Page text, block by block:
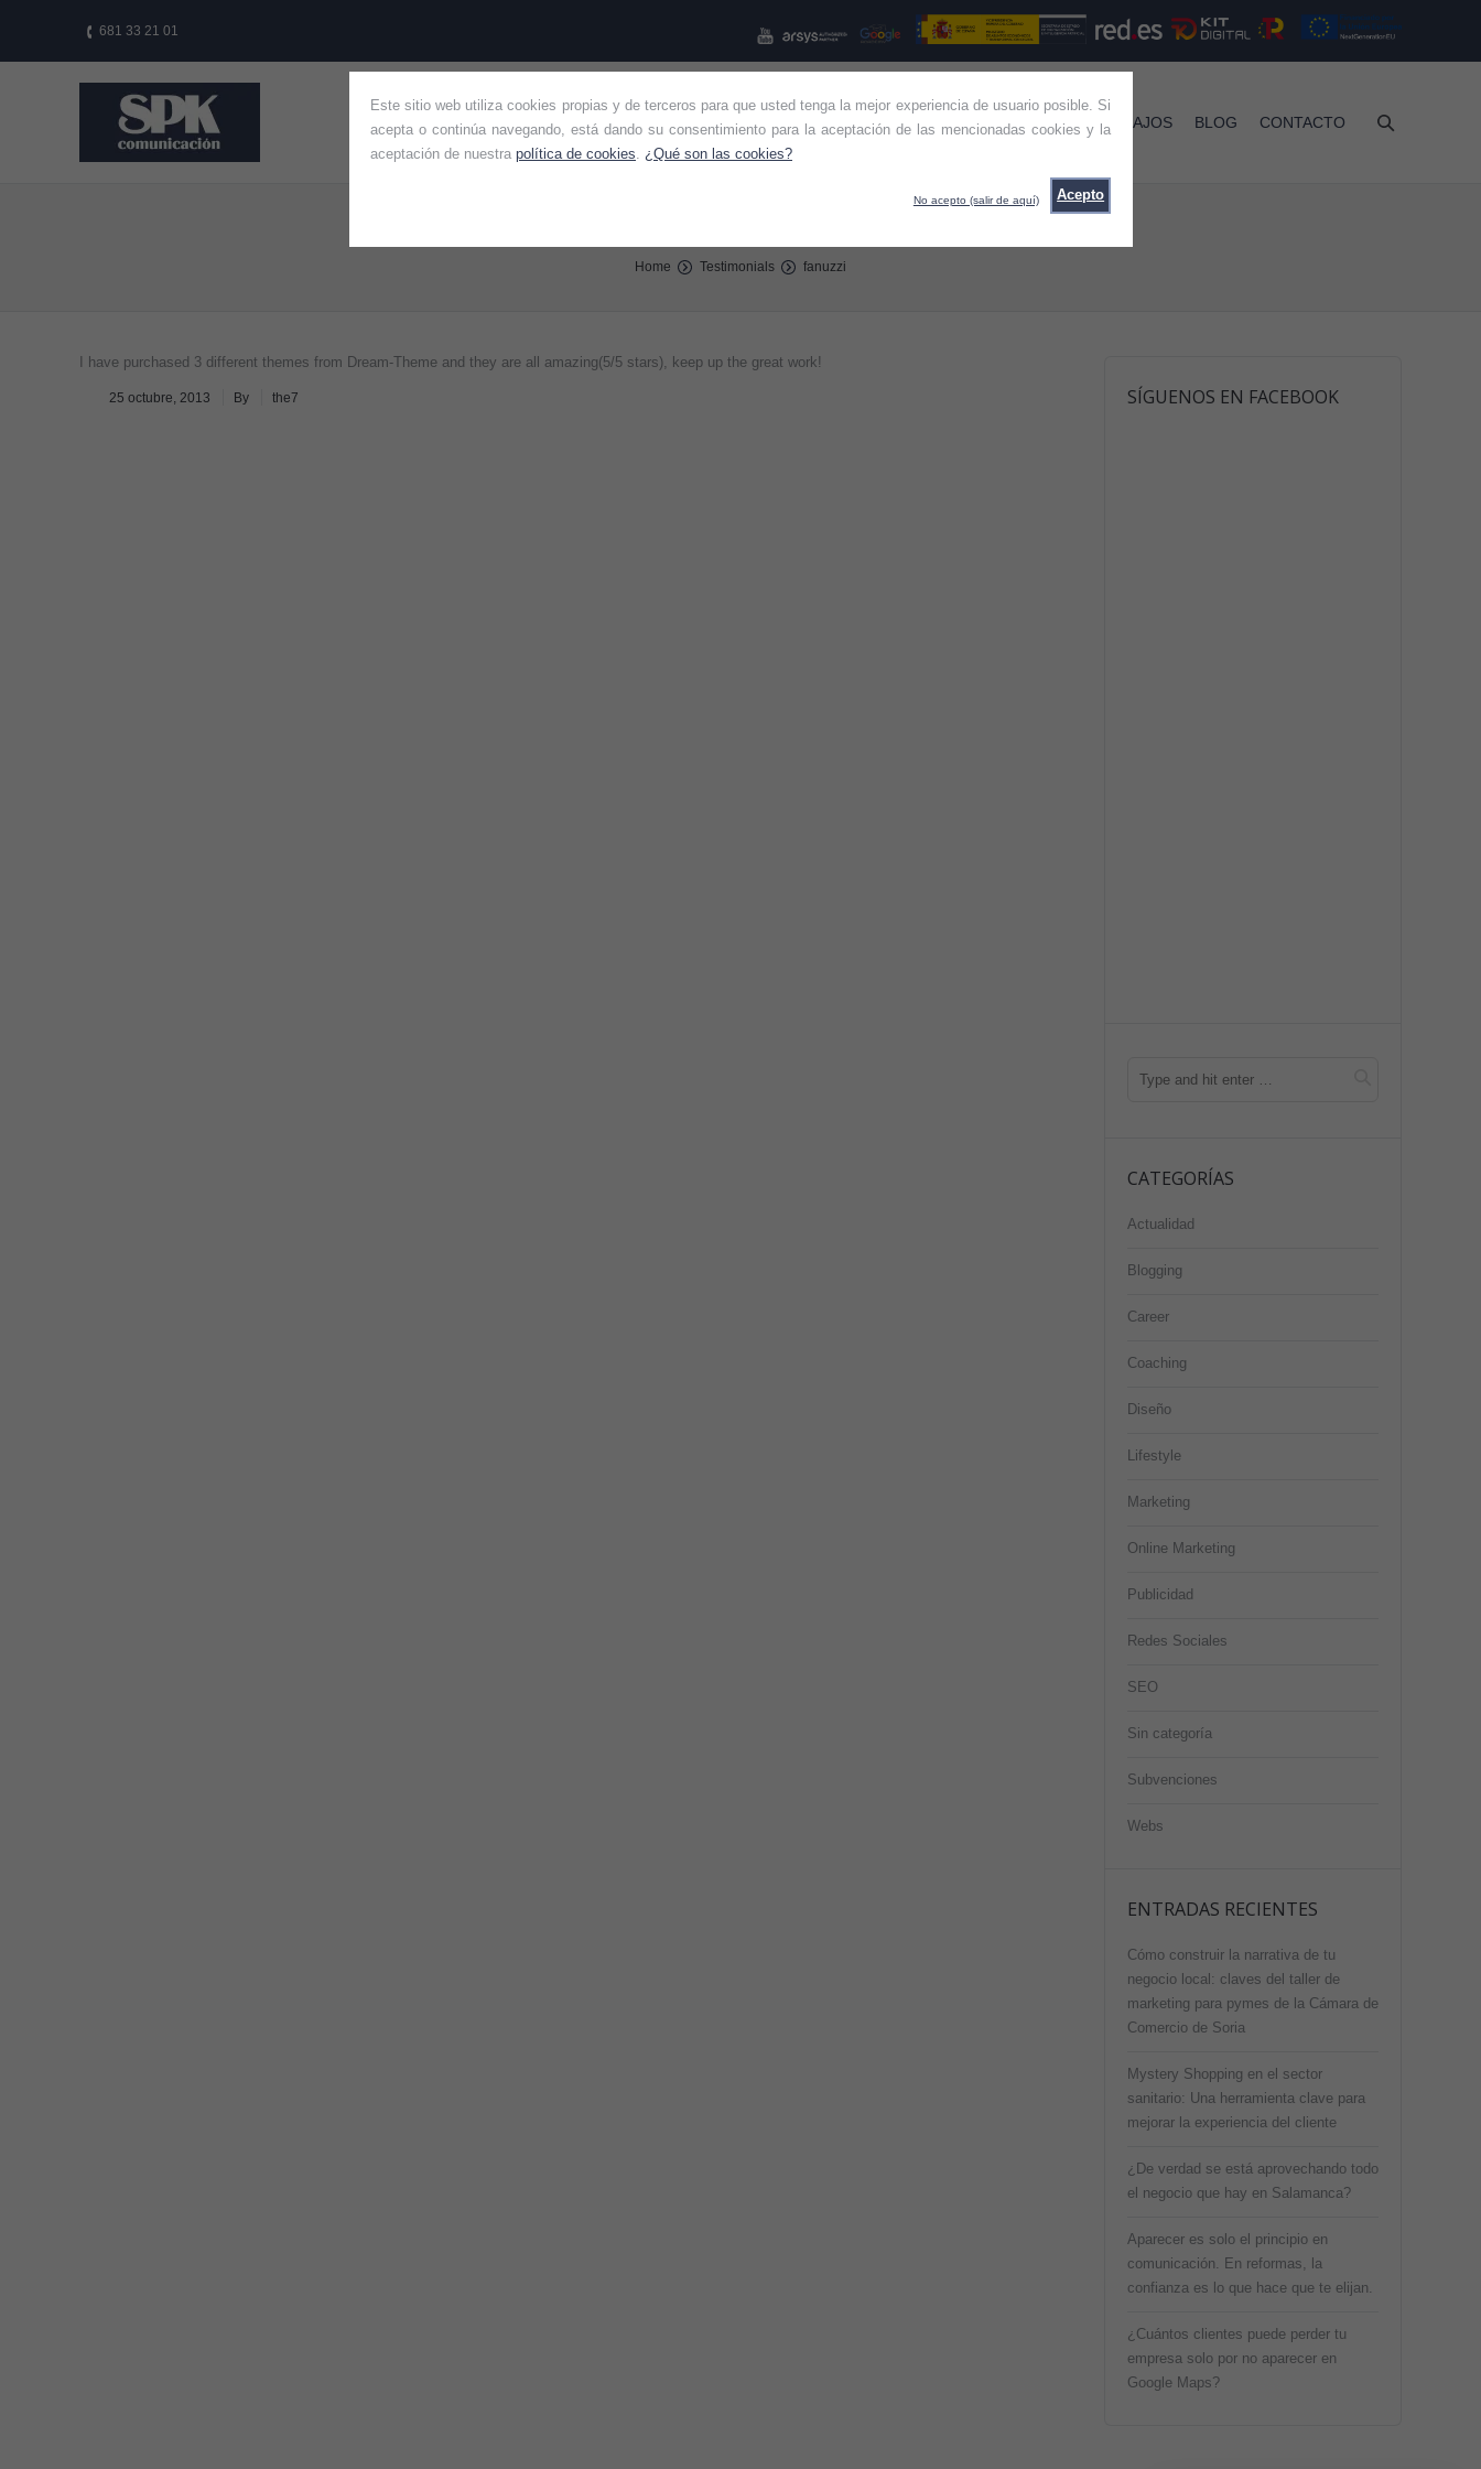
Este sitio web utiliza cookies propias y de terceros para que usted tenga la mejor experiencia de usuario posible. Si
acepta o continúa navegando, está dando su consentimiento para la aceptación de las mencionadas cookies y la
aceptación de nuestra política de cookies ¿Qué son las cookies?
Acepto
No acepto (salir de aquí)
681 33 21 01
HOME QUIÉNES SOMOS KIT CONSULTING KIT DIGITAL OTROS SERVICIOS TRABAJOS BLOG CONTACTO
Home Testimonials fanuzzi
I have purchased 3 different themes from Dream-Theme and they are all amazing(5/5 stars), keep up the great work!
25 octubre, 2013 By the7 SÍGUENOS EN FACEBOOK
CATEGORÍAS
Actualidad
Blogging
Career
Coaching
Diseño
Lifestyle
Marketing
Online Marketing
Publicidad
Redes Sociales
SEO
Sin categoría
Subvenciones
Webs
ENTRADAS RECIENTES
Cómo construir la narrativa de tu
negocio local: claves del taller de
marketing para pymes de la Cámara de
Comercio de Soria
Mystery Shopping en el sector
sanitario: Una herramienta clave para
mejorar la experiencia del cliente
¿De verdad se está aprovechando todo
el negocio que hay en Salamanca?
Aparecer es solo el principio en
comunicación. En reformas, la
confianza es lo que hace que te elijan.
¿Cuántos clientes puede perder tu
empresa solo por no aparecer en
Google Maps?